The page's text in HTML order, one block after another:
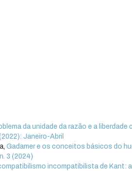
da unidade da razão e a
Janeiro-Abril
Gadamer e os conceitos básicos do
3 (2024)
incompatibilista de Kant: